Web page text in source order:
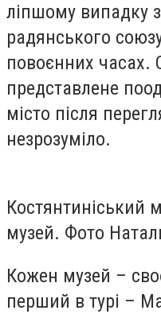
ліпшому випадку
радянського
повоєнних часах.
представлене
місто після
незрозуміло.
Костянтиніський
музей. Фото
Кожен музей –
перший в турі –